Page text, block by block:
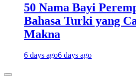
50 Nama Bayi
Bahasa Turki yang
Makna
6 days ago6 days ago